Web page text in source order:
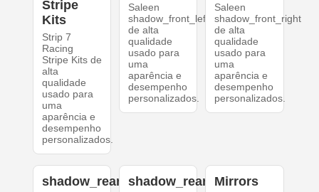
Stripe
Kits
Strip 7
Racing
Stripe Kits de
alta
qualidade
usado para
uma
aparência e
desempenho
personalizados.
Saleen
shadow_front_left
de alta
qualidade
usado para
uma
aparência e
desempenho
personalizados.
Saleen
shadow_front_right
de alta
qualidade
usado para
uma
aparência e
desempenho
personalizados.
shadow_rear_leftshadow_rear_right
Mirrors